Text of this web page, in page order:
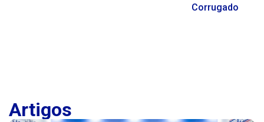
Corrugado
Artigos